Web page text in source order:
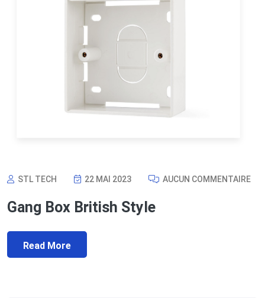
STL TECH 22 MAI 2023 AUCUN COMMENTAIRE
Gang Box British Style
Read More